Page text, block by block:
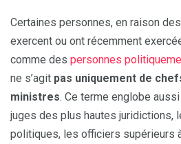
Certaines personnes, en raison
exercent ou ont récemment
comme des personnes
ne s’agit pas uniquement de
ministres. Ce terme englobe
juges des plus hautes juridictions,
politiques, les officiers supérieurs